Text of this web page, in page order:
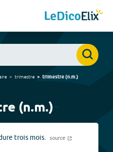
trimestre trimestre(n.m.)
(n.m.)
trois mois. source